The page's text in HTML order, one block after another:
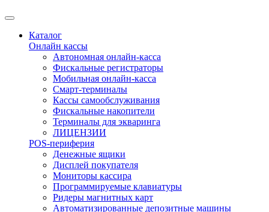
Каталог
Онлайн кассы
Автономная онлайн-касса
Фискальные регистраторы
Мобильная онлайн-касса
Смарт-терминалы
Кассы самообслуживания
Фискальные накопители
Терминалы для экваринга
ЛИЦЕНЗИИ
POS-периферия
Денежные ящики
Дисплей покупателя
Мониторы кассира
Программируемые клавиатуры
Ридеры магнитных карт
Автоматизированные депозитные машины